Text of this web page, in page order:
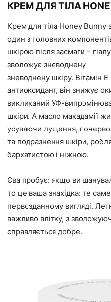
КРЕМ ДЛЯ ТІЛА
Крем для тіла Honey Bunny
один з головних
шкірою після засмаги –
зволожує зневоднену
зневоднену шкіру. Вітамін
антиоксидант, він знижує
викликаний УФ-
шкіри. А масло макадамії
усуваючи лущення,
та подразнення шкіри,
бархатистою і ніжною.
Єва пробує: якщо ви
то це ваша знахідка: те
первозданному вигляді.
важливо влітку, з
справляється добре.